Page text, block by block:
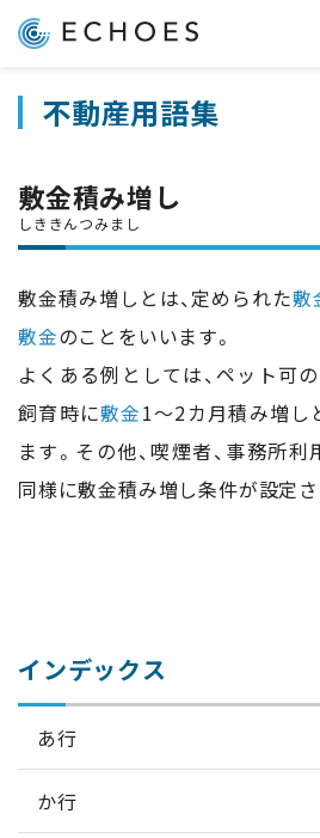
不動産用語集
敷金積み増し
敷金積み増しとは、定められた敷
敷金のことをいいます。
よくある例としては、ペット可
飼育時に敷金1～2カ月積み増し
ます。その他、喫煙者、事務所
同様に敷金積み増し条件が設定
インデックス
あ行
か行